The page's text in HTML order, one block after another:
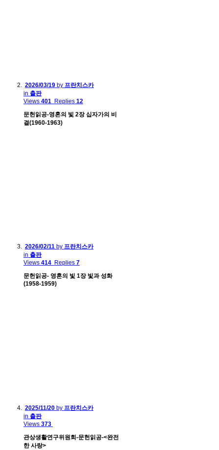
2026/03/19 by 프란치스카
in 출판
Views 401 Replies 12
문헌읽공-영혼의 빛 2장 십자가의 비
결(1960-1963)
2026/02/11 by 프란치스카
in 출판
Views 414 Replies 7
문헌읽공- 영혼의 빛 1장 빛과 성화
(1958-1959)
2025/11/20 by 프란치스카
in 출판
Views 373
관상생활연구위원회-문헌읽공-<완전
한 사랑>